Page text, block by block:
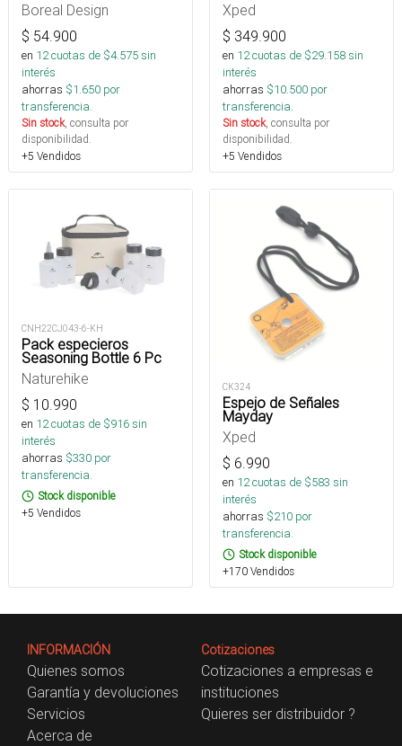
Boreal Design
$ 54.900
en 12cuotas de $4.575sin
interés
ahorras $1.650 por
transferencia.
Sin stock, consulta por
disponibilidad.
+5 Vendidos
Xped
$ 349.900
en 12cuotas de $29.158sin
interés
ahorras $10.500 por
transferencia.
Sin stock, consulta por
disponibilidad.
+5 Vendidos
CNH22CJ043-6-KH
Pack especieros
Seasoning Bottle 6 Pc
Naturehike
$ 10.990
en 12cuotas de $916sin
interés
ahorras $330 por
transferencia.
Stock disponible
+5 Vendidos
CK324
Espejo de Señales
Mayday
Xped
$ 6.990
en 12cuotas de $583 sin
interés
ahorras $210 por
transferencia.
Stock disponible
+170 Vendidos
INFORMACIÓN
Quienes somos
Garantía y devoluciones
Servicios
Acerca de
Cotizaciones
Cotizaciones a empresas e
instituciones
Quieres ser distribuidor ?